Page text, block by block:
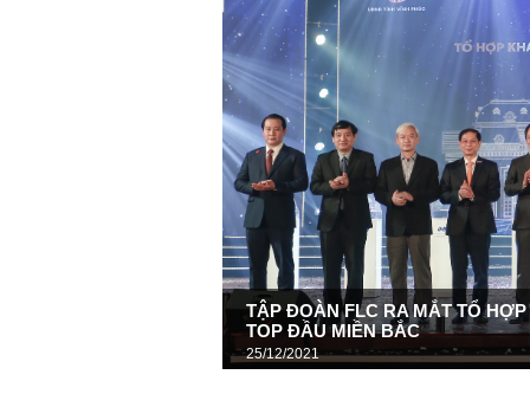
TẬP ĐOÀN FLC RA MẮT TỔ
TOP ĐẦU MIỀN BẮC
25/12/2021